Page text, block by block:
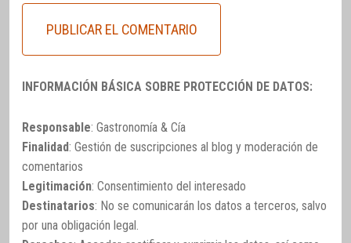
INFORMACIÓN BÁSICA SOBRE PROTECCIÓN DE DATOS:
Responsable: Gastronomía & Cía
Finalidad: Gestión de suscripciones al blog y moderación de
comentarios
Legitimación: Consentimiento del interesado
Destinatarios: No se comunicarán los datos a terceros, salvo
por una obligación legal.